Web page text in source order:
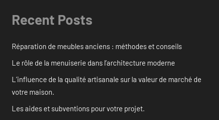
Recent Posts
Réparation de meubles anciens : méthodes et conseils
Le rôle de la menuiserie dans l’architecture moderne
L’influence de la qualité artisanale sur la valeur de marché de
votre maison.
Les aides et subventions pour votre projet.